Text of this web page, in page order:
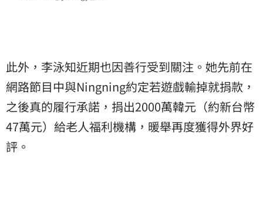
此外，李泳知近期也因善行受到關注。她先前在
網路節目中與Ningning約定若遊戲輸掉就捐款，
之後真的履行承諾，捐出2000萬韓元（約新台幣
47萬元）給老人福利機構，暖舉再度獲得外界好
評。